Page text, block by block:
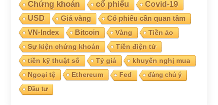
Chứng khoán cổ phiếu
Covid-19
USD
Giá vàng Cổ phiếu cần quan tâm
VN-Index Bitcoin Vàng
Tiền ảo
Sự kiện chứng khoán
Tiền điện tử
tiền kỹ thuật số
Tỷ giá
khuyến nghị mua
Ngoại tệ
Ethereum Fed
đáng chú ý
Đầu tư